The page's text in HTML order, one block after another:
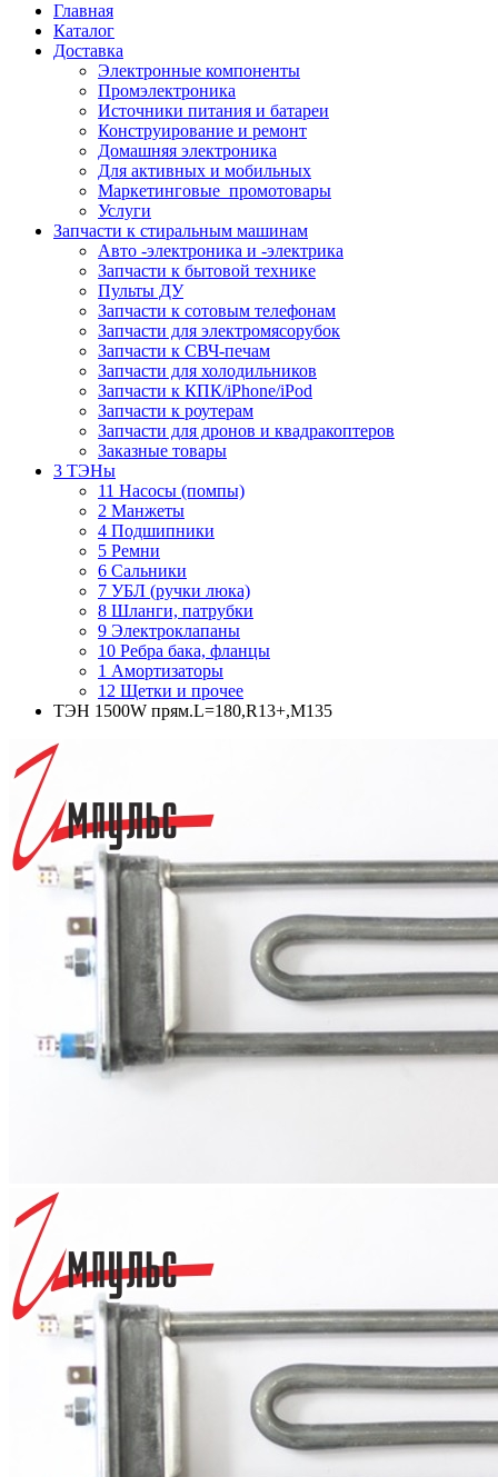
Главная
Каталог
Доставка
Электронные компоненты
Промэлектроника
Источники питания и батареи
Конструирование и ремонт
Домашняя электроника
Для активных и мобильных
Маркетинговые_промотовары
Услуги
Запчасти к стиральным машинам
Авто -электроника и -электрика
Запчасти к бытовой технике
Пульты ДУ
Запчасти к сотовым телефонам
Запчасти для электромясорубок
Запчасти к СВЧ-печам
Запчасти для холодильников
Запчасти к КПК/iPhone/iPod
Запчасти к роутерам
Запчасти для дронов и квадракоптеров
Заказные товары
3 ТЭНы
11 Насосы (помпы)
2 Манжеты
4 Подшипники
5 Ремни
6 Сальники
7 УБЛ (ручки люка)
8 Шланги, патрубки
9 Электроклапаны
10 Ребра бака, фланцы
1 Амортизаторы
12 Щетки и прочее
ТЭН 1500W прям.L=180,R13+,М135